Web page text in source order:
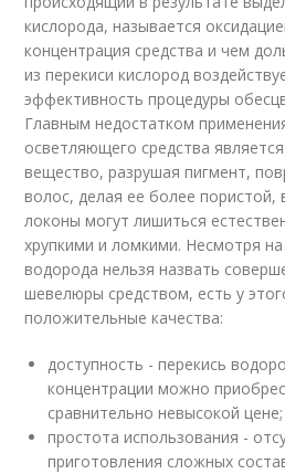
кислорода, называется
концентрация средства и чем
из перекиси кислород
эффективность процедуры
Главным недостатком
осветляющего средства
вещество, разрушая пигмент,
волос, делая ее более пористой,
локоны могут лишиться
хрупкими и ломкими. Несмотря
водорода нельзя назвать
шевелюры средством, есть у
положительные качества:
доступность - перекись
концентрации можно
сравнительно невысокой цене;
простота использования -
приготовления сложных